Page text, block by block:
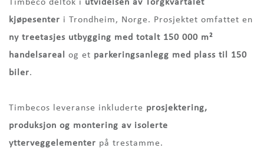
Timbeco deltok i utvidelsen av Torgkvartalet
kjøpesenter i Trondheim, Norge. Prosjektet omfattet en
ny treetasjes utbygging med totalt 150 000 m²
handelsareal og et parkeringsanlegg med plass til 150
biler.
Timbecos leveranse inkluderte prosjektering,
produksjon og montering av isolerte
ytterveggelementer på trestamme.